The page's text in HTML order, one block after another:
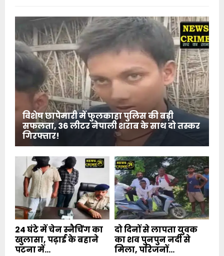
विशेष छापेमारी में फुलकाहा पुलिस की बड़ी
सफलता, 36 लीटर नेपाली शराब के साथ दो तस्कर
गिरफ्तार!
24 घंटे में चेन स्नैचिंग का
खुलासा, पढ़ाई के बहाने
पटना में...
दो दिनों से लापता युवक
का शव पुनपुन नदी से
मिला, परिजनों...